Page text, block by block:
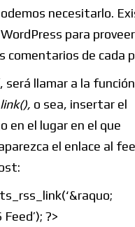
necesitarlo.
para
comentarios de cada
será llamar a la función
o sea, insertar el
en el lugar en el que
el enlace al
?>